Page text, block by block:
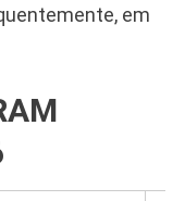
em